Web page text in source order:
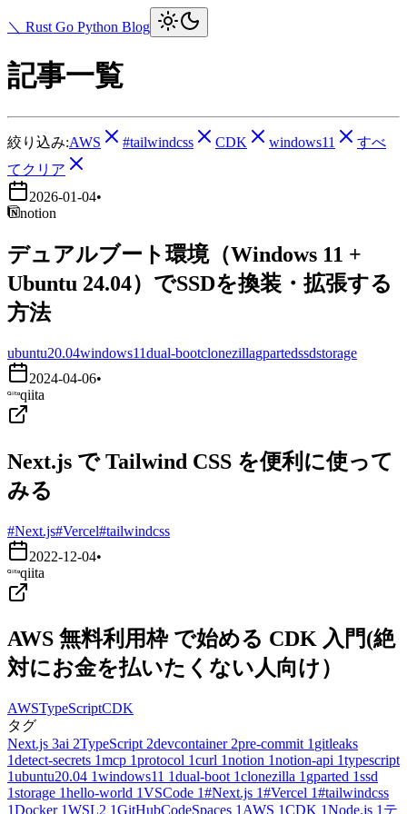
＼ Rust Go Python Blog
記事一覧
絞り込み:AWS #tailwindcss CDK windows11
すべ
てクリア
2026-01-04•
notion
デュアルブート環境（Windows 11 +
Ubuntu 24.04）でSSDを換装・拡張する
方法
ubuntu20.04windows11dual-bootclonezillagpartedssdstorage
2024-04-06•
qiita
Next.js で Tailwind CSS を便利に使って
みる
#Next.js#Vercel#tailwindcss
2022-12-04•
qiita
AWS 無料利用枠 で始める CDK 入門(絶
対にお金を払いたくない人向け）
AWSTypeScriptCDK
タグ
Next.js 3ai 2TypeScript 2devcontainer 2pre-commit 1 gitleaks
1detect-secrets 1mcp 1protocol 1curl 1notion 1notion-api 1typescript
1ubuntu20.04 1windows11 1dual-boot 1clonezilla 1 gparted 1ssd
1storage 1hello-world 1VSCode 1#Next.js 1#Vercel 1#tailwindcss
1Docker 1WSL2 1GitHubCodeSpaces 1 AWS 1CDK 1Node.js 1 テ